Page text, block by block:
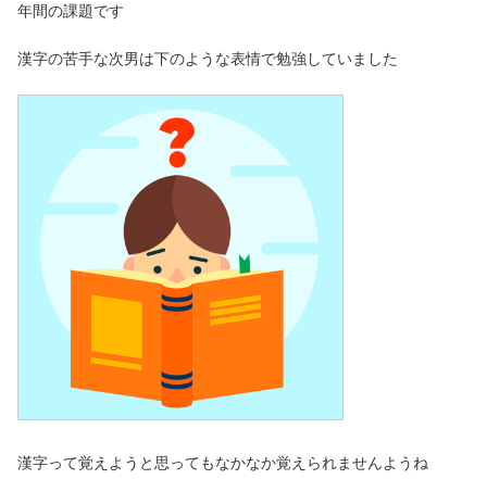
年間の課題です
漢字の苦手な次男は下のような表情で勉強していました
漢字って覚えようと思ってもなかなか覚えられませんようね